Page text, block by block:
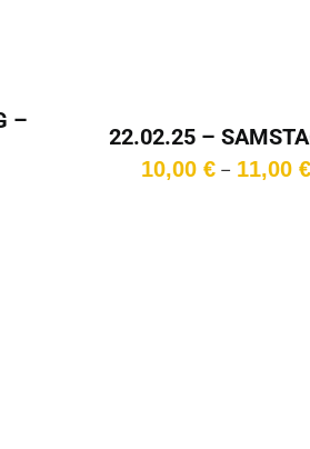
–
22.02.25 –
20:30 Uhr
10,00 € – 11,00 €